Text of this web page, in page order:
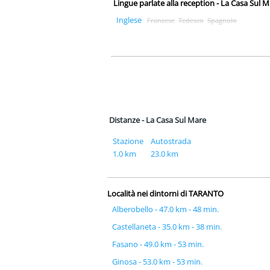
Lingue parlate alla reception - La Casa Sul
Inglese Francese Tedesco Spagnolo
Distanze - La Casa Sul Mare
Stazione
1.0 km
Autostrada
23.0 km
Località nei dintorni di TARANTO
Alberobello - 47.0 km - 48 min.
Castellaneta - 35.0 km - 38 min.
Fasano - 49.0 km - 53 min.
Ginosa - 53.0 km - 53 min.